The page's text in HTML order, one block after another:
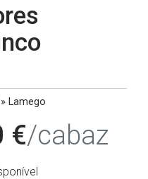
Lamego
€/cabaz